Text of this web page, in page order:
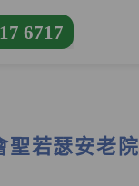
6717
聖若瑟安老院